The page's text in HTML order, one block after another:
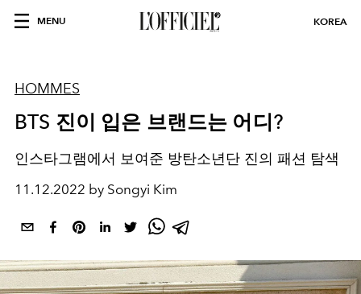
MENU KOREA
HOMMES
BTS 진이 입은 브랜드는 어디?
인스타그램에서 보여준 방탄소년단 진의 패션 탐색
11.12.2022 by Songyi Kim